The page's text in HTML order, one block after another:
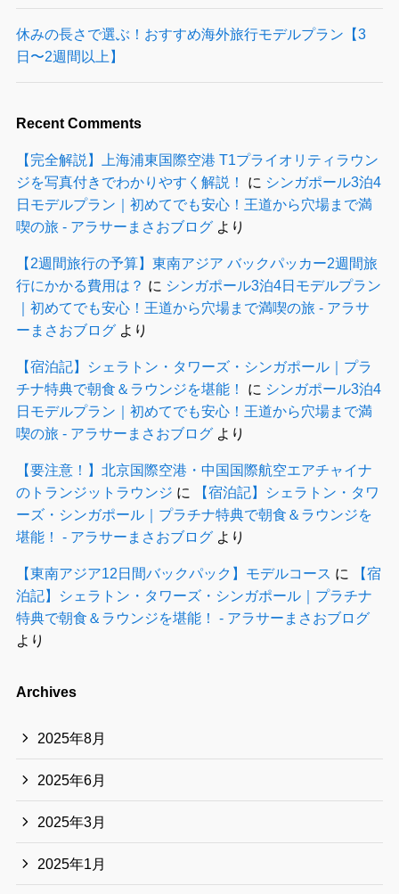
休みの長さで選ぶ！おすすめ海外旅行モデルプラン【3
日〜2週間以上】
Recent Comments
【完全解説】上海浦東国際空港 T1プライオリティラウン
ジを写真付きでわかりやすく解説！
に シンガポール3泊4
日モデルプラン｜初めてでも安心！王道から穴場まで満
喫の旅 - アラサーまさおブログより
【2週間旅行の予算】東南アジア バックパッカー2週間旅
行にかかる費用は？ に シンガポール3泊4日モデルプラン
｜初めてでも安心！王道から穴場まで満喫の旅 - アラサ
ーまさおブログより
【宿泊記】シェラトン・タワーズ・シンガポール｜プラ
チナ特典で朝食＆ラウンジを堪能！
に シンガポール3泊4
日モデルプラン｜初めてでも安心！王道から穴場まで満
喫の旅 - アラサーまさおブログより
【要注意！】北京国際空港・中国国際航空エアチャイナ
のトランジットラウンジ に
【宿泊記】シェラトン・タワ
ーズ・シンガポール｜プラチナ特典で朝食＆ラウンジを
堪能！ - アラサーまさおブログより
【東南アジア12日間バックパック】モデルコース に
【宿
泊記】シェラトン・タワーズ・シンガポール｜プラチナ
特典で朝食＆ラウンジを堪能！ - アラサーまさおブログ
より
Archives
2025年8月
2025年6月
2025年3月
2025年1月